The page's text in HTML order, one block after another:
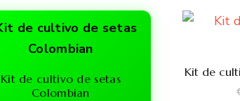
Kit de cultivo de setas
Colombian
Kit de